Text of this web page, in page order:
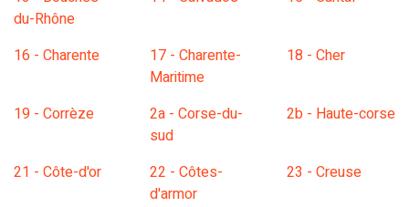
du-Rhône
16 - Charente
17 - Charente-
Maritime
18 - Cher
19 - Corrèze
2a - Corse-du-
sud
2b - Haute-corse
21 - Côte-d'or
22 - Côtes-
d'armor
23 - Creuse